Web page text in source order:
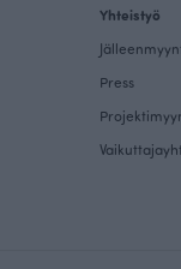
Yhteistyö
Press